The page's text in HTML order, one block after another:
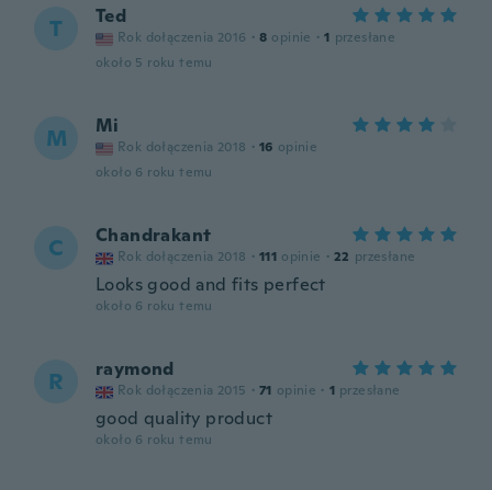
T Ted
Rok dołączenia 2016 · 8 opinie · 1 przesłane
około 5 roku temu
M Mi
Rok dołączenia 2018 · 16 opinie
około 6 roku temu
C Chandrakant
Rok dołączenia 2018 · 111 opinie · 22 przesłane
Looks good and fits perfect
około 6 roku temu
R raymond
Rok dołączenia 2015 · 71 opinie · 1 przesłane
good quality product
około 6 roku temu